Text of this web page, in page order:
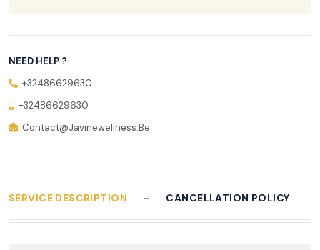
NEED HELP ?
+32486629630
+32486629630
Contact@javinewellness.be
SERVICE DESCRIPTION CANCELLATION POLICY